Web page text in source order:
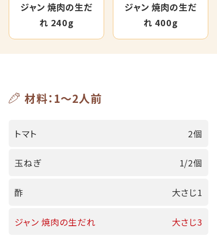
ジャン 焼肉の生だ
れ 240g
ジャン 焼肉の生だ
れ 400g
材料：1～2人前
トマト 2個
玉ねぎ 1/2個
酢 大さじ1
ジャン 焼肉の生だれ 大さじ3